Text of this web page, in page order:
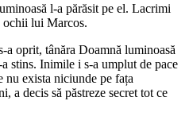
l-a părăsit pe el. Lacrimi
ochii lui Marcos.
oprit, tânăra Doamnă luminoasă
stins. Inimile i s-a umplut de pace
nu exista niciunde pe fața
a decis să păstreze secret tot ce